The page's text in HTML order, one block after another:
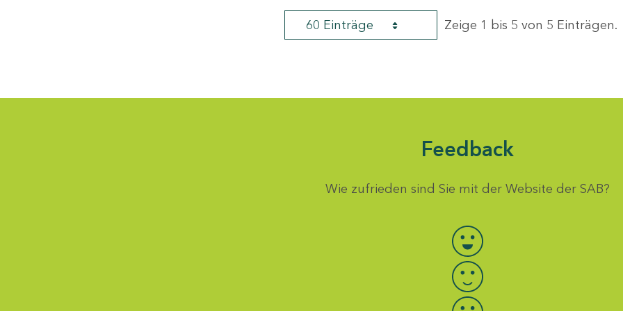
60 Einträge Zeige 1 bis 5 von 5 Einträgen.
Feedback
Wie zufrieden sind Sie mit der Website der SAB?
Bewertung auswählen